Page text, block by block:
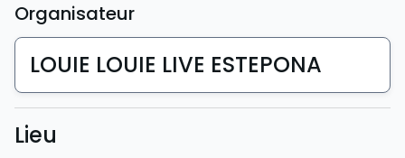
Organisateur
LOUIE LOUIE LIVE ESTEPONA
Lieu